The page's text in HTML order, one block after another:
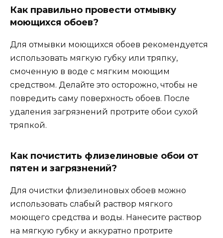
Как правильно провести отмывку
моющихся обоев?
Для отмывки моющихся обоев рекомендуется
использовать мягкую губку или тряпку,
смоченную в воде с мягким моющим
средством. Делайте это осторожно, чтобы не
повредить саму поверхность обоев. После
удаления загрязнений протрите обои сухой
тряпкой.
Как почистить флизелиновые обои от
пятен и загрязнений?
Для очистки флизелиновых обоев можно
использовать слабый раствор мягкого
моющего средства и воды. Нанесите раствор
на мягкую губку и аккуратно протрите